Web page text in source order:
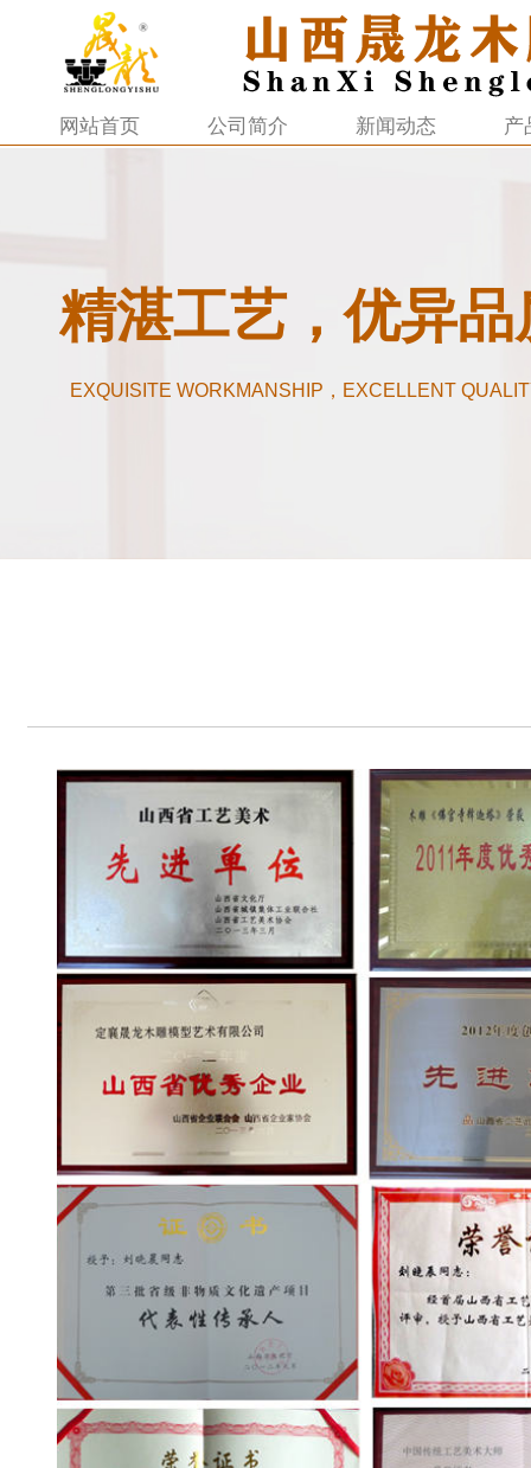
网站首页 公司简介 新闻动态 产
精湛工艺，优异品
EXQUISITE WORKMANSHIP，EXCELLENT